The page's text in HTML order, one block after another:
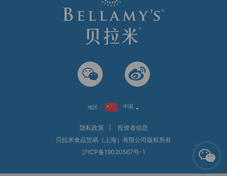
地区： 中国
隐私政策
投资者信息
贝拉米食品贸易（上海）有限公司版权所有
沪ICP备19020567号-1